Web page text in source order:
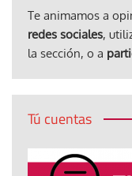
Te animamos a
redes sociales,
la sección, o a
Tú cuentas